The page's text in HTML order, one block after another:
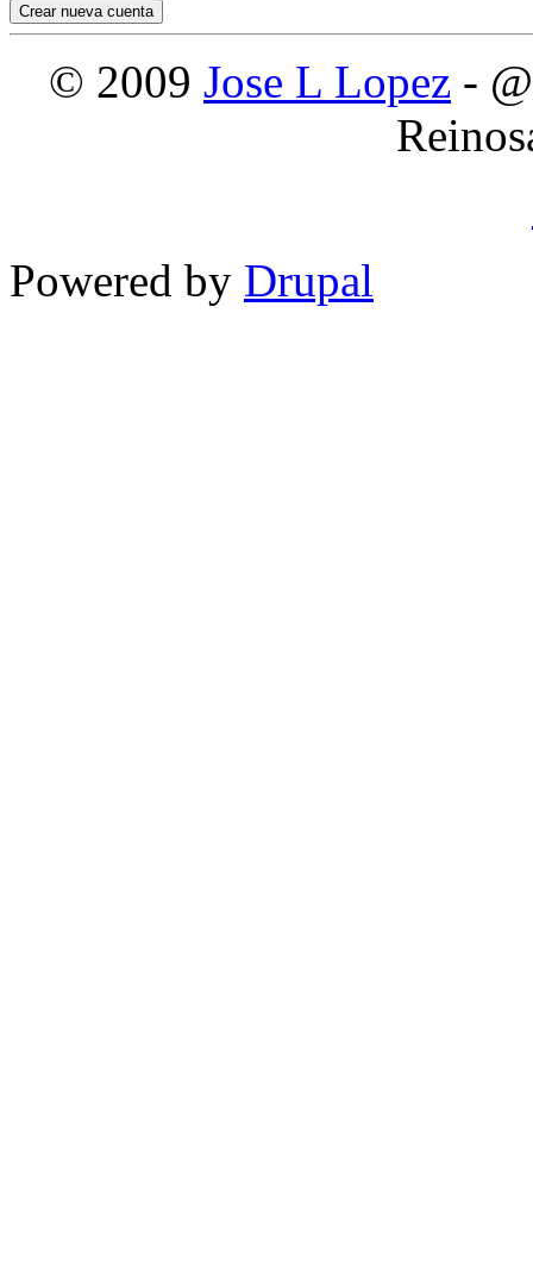
© 2009 Jose L Lopez -
Powered by Drupal